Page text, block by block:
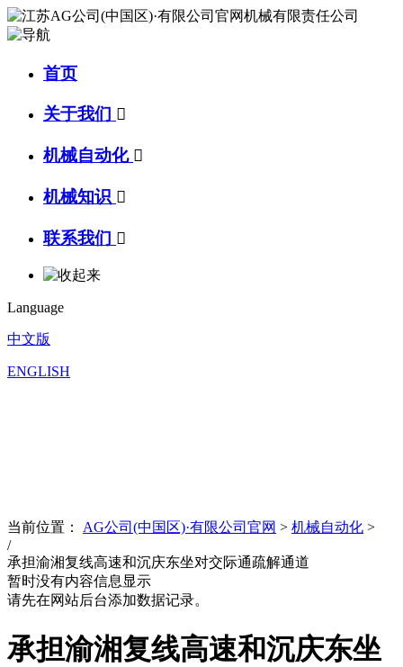
首页
关于我们 
机械自动化 
机械知识 
联系我们 
Language
中文版
ENGLISH
当前位置： AG公司(中国区)·有限公司官网 > 机械自动化 >
/
承担渝湘复线高速和沉庆东坐对交际通疏解通道
暂时没有内容信息显示
请先在网站后台添加数据记录。
承担渝湘复线高速和沉庆东坐